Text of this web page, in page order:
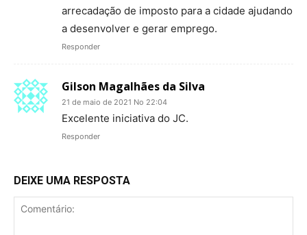
arrecadação de imposto para a cidade ajudando
a desenvolver e gerar emprego.
Responder
Gilson Magalhães da Silva
21 de maio de 2021 No 22:04
Excelente iniciativa do JC.
Responder
DEIXE UMA RESPOSTA